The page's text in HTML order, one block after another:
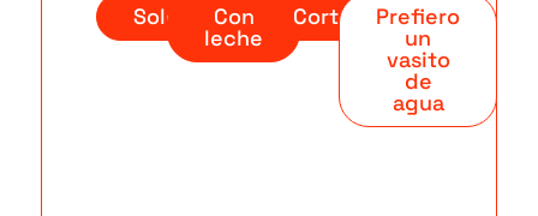
Solo Con
leche
CortadoPrefiero
un
vasito
de
agua